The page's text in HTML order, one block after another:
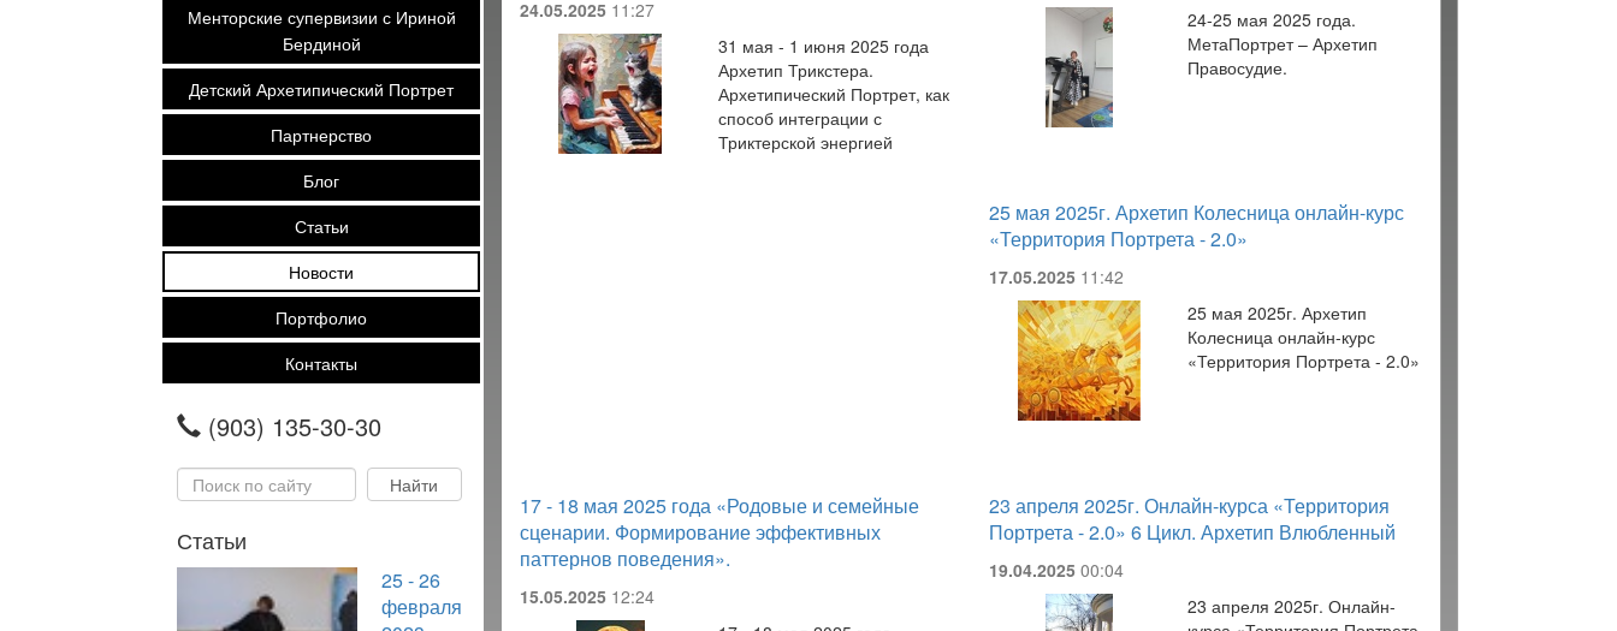
Менторские супервизии с Ириной
Бердиной
Детский Архетипический Портрет
Партнерство
Блог
Статьи
Новости
Портфолио
Контакты
(903) 135-30-30
Статьи
25 - 26
февраля
24.05.2025 11:27
31 мая - 1 июня 2025 года
Архетип Трикстера.
Архетипический Портрет, как
способ интеграции с
Триктерской энергией
24-25 мая 2025 года.
МетаПортрет – Архетип
Правосудие.
25 мая 2025г. Архетип Колесница онлайн-курс
«Территория Портрета - 2.0»
17.05.2025 11:42
25 мая 2025г. Архетип
Колесница онлайн-курс
«Территория Портрета - 2.0»
17 - 18 мая 2025 года «Родовые и семейные
сценарии. Формирование эффективных
паттернов поведения».
15.05.2025 12:24
23 апреля 2025г. Онлайн-курса «Территория
Портрета - 2.0» 6 Цикл. Архетип Влюбленный
19.04.2025 00:04
23 апреля 2025г. Онлайн-